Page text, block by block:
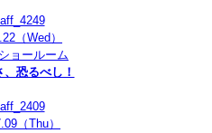
（Wed）
ョールーム
恐るべし！
（Thu）